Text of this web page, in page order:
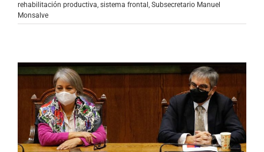
rehabilitación productiva, sistema frontal , Subsecretario Manuel
Monsalve